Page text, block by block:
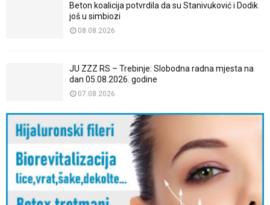
Beton koalicija potvrdila da su Stanivuković i Dodik
još u simbiozi
08.08.2026
JU ZZZ RS – Trebinje: Slobodna radna mjesta na
dan 05.08.2026. godine
07.08.2026